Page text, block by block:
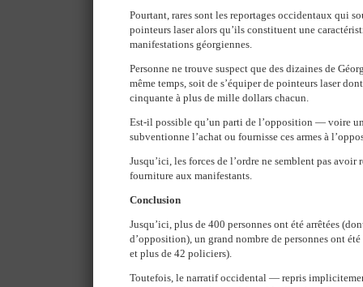
Pourtant, rares sont les reportages occidentaux qui
pointeurs laser alors qu’ils constituent une
manifestations géorgiennes.
Personne ne trouve suspect que des dizaines de
même temps, soit de s’équiper de pointeurs laser
cinquante à plus de mille dollars chacun.
Est-il possible qu’un parti de l’opposition — voire
subventionne l’achat ou fournisse ces armes à
Jusqu’ici, les forces de l’ordre ne semblent pas avoir
fourniture aux manifestants.
Conclusion
Jusqu’ici, plus de 400 personnes ont été arrêtées
d’opposition), un grand nombre de personnes ont
et plus de 42 policiers).
Toutefois, le narratif occidental — repris